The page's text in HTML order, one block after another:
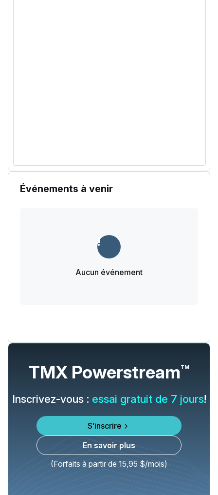
Événements à venir
Aucun événement
TMX PowerstreamTM
Inscrivez-vous : essai gratuit de 7 jours!
S’inscrire
En savoir plus
(Forfaits à partir de 15,95 $/mois)